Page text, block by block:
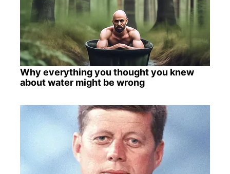
Why everything you thought you knew
about water might be wrong